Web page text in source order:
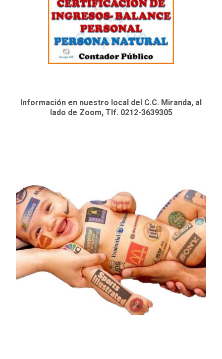
Información en nuestro local del C.C. Miranda, al
lado de Zoom, Tlf. 0212-3639305